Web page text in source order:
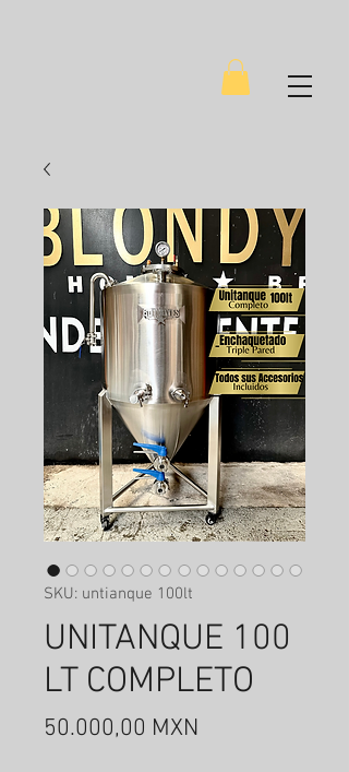
SKU: untianque 100lt
UNITANQUE 100
LT COMPLETO
50.000,00 MXN